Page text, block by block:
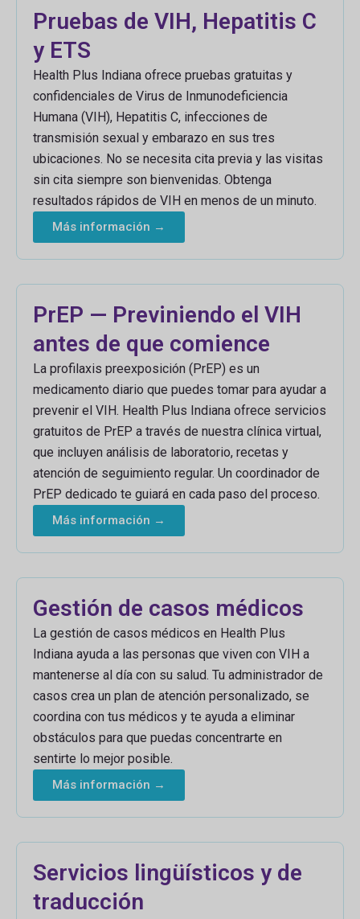
Pruebas de VIH, Hepatitis C
y ETS
Health Plus Indiana ofrece pruebas gratuitas y
confidenciales de Virus de Inmunodeficiencia
Humana (VIH), Hepatitis C, infecciones de
transmisión sexual y embarazo en sus tres
ubicaciones. No se necesita cita previa y las visitas
sin cita siempre son bienvenidas. Obtenga
resultados rápidos de VIH en menos de un minuto.
Más información →
PrEP — Previniendo el VIH
antes de que comience
La profilaxis preexposición (PrEP) es un
medicamento diario que puedes tomar para ayudar a
prevenir el VIH. Health Plus Indiana ofrece servicios
gratuitos de PrEP a través de nuestra clínica virtual,
que incluyen análisis de laboratorio, recetas y
atención de seguimiento regular. Un coordinador de
PrEP dedicado te guiará en cada paso del proceso.
Más información →
Gestión de casos médicos
La gestión de casos médicos en Health Plus
Indiana ayuda a las personas que viven con VIH a
mantenerse al día con su salud. Tu administrador de
casos crea un plan de atención personalizado, se
coordina con tus médicos y te ayuda a eliminar
obstáculos para que puedas concentrarte en
sentirte lo mejor posible.
Más información →
Servicios lingüísticos y de
traducción